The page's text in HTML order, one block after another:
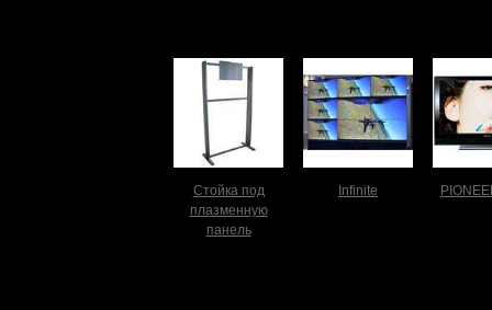
Стойка под
плазменную
панель
Infinite